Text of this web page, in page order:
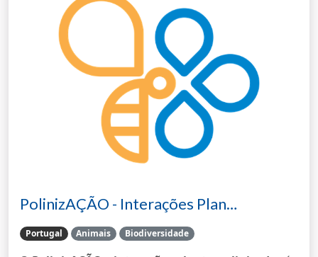
PolinizAÇÃO - Interações Plan…
Portugal Animais Biodiversidade